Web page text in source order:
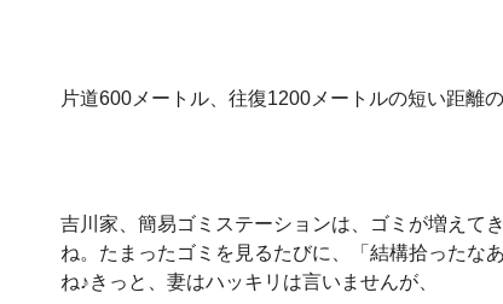
片道600メートル、往復1200メートルの短い距離
吉川家、簡易ゴミステーションは、ゴミが増えて
ね。たまったゴミを見るたびに、「結構拾ったな
ね♪きっと、妻はハッキリは言いませんが、